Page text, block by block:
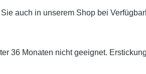
auch in unserem Shop bei
36 Monaten nicht geeignet.